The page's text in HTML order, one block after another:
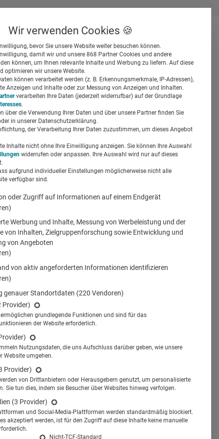
Suchen
Wir verwenden Cookies 🍪
bevor Sie unsere Website weiter besuchen können.
damit wir und unsere 868 Partner Cookies und andere
können, um Ihnen relevante Inhalte und Werbung zu liefern. Auf diese
optimieren wir unsere Website.
können verarbeitet werden (z. B. Erkennungsmerkmale, IP-Adressen),
Anzeigen und Inhalte oder zur Messung von Anzeigen und Inhalten.
verarbeiten Ihre Daten (jederzeit widerrufbar) auf der Grundlage
.
über die Verwendung Ihrer Daten und über unsere Partner finden Sie
in unserer Datenschutzerklärung.
der Verarbeitung Ihrer Daten zuzustimmen, um dieses Angebot
Inhalte nicht ohne Ihre Einwilligung anzeigen. Sie können Ihre Auswahl
widerrufen oder anpassen. Ihre Auswahl wird nur auf dieses
aufgrund individueller Einstellungen möglicherweise nicht alle
verfügbar sind.
oder Zugriff auf Informationen auf einem Endgerät
Werbung und Inhalte, Messung von Werbeleistung und der
von Inhalten, Zielgruppenforschung sowie Entwicklung und
von Angeboten
von aktiv angeforderten Informationen identifizieren
genauer Standortdaten (220 Vendoren)
Provider)
ermöglichen grundlegende Funktionen und sind für das
der Website erforderlich.
Nutzungsdaten, die uns Aufschluss darüber geben, wie unsere
Website umgehen.
Provider)
von Drittanbietern oder Herausgebern genutzt, um personalisierte
Sie tun dies, indem sie Besucher über Websites hinweg verfolgen.
(3 Provider)
und Social-Media-Plattformen werden standardmäßig blockiert.
akzeptiert werden, ist für den Zugriff auf diese Inhalte keine manuelle
Nicht-TCF-Standard